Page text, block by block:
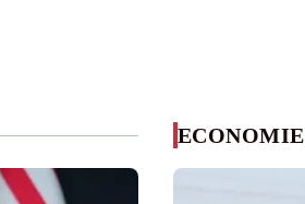
ECONOMIE